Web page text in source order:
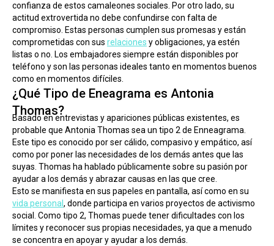
confianza de estos camaleones sociales. Por otro lado, su
actitud extrovertida no debe confundirse con falta de
compromiso. Estas personas cumplen sus promesas y están
comprometidas con sus relaciones y obligaciones, ya estén
listas o no. Los embajadores siempre están disponibles por
teléfono y son las personas ideales tanto en momentos buenos
como en momentos difíciles.
¿Qué Tipo de Eneagrama es Antonia
Thomas?
Basado en entrevistas y apariciones públicas existentes, es
probable que Antonia Thomas sea un tipo 2 de Enneagrama.
Este tipo es conocido por ser cálido, compasivo y empático, así
como por poner las necesidades de los demás antes que las
suyas. Thomas ha hablado públicamente sobre su pasión por
ayudar a los demás y abrazar causas en las que cree.
vida personal , donde participa en varios proyectos de activismo
social. Como tipo 2, Thomas puede tener dificultades con los
límites y reconocer sus propias necesidades, ya que a menudo
se concentra en apoyar y ayudar a los demás.